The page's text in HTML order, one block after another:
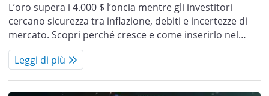
L’oro supera i 4.000 $ l’oncia mentre gli investitori
cercano sicurezza tra inflazione, debiti e incertezze di
mercato. Scopri perché cresce e come inserirlo nel…
Leggi di più